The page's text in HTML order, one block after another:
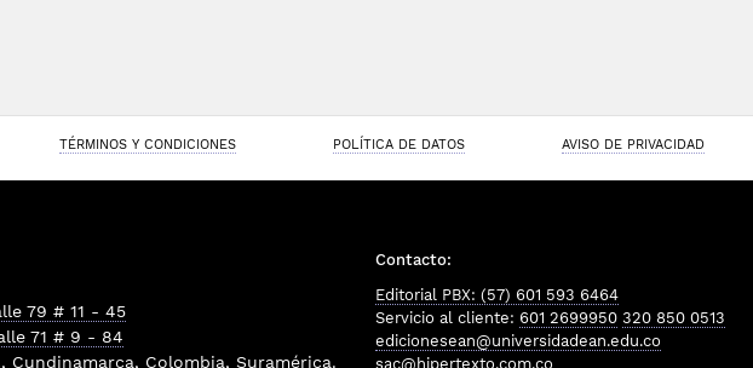
TÉRMINOS Y CONDICIONES POLÍTICA DE DATOS AVISO DE PRIVACIDAD
79 # 11 - 45
71 # 9 - 84
Cundinamarca, Colombia, Suramérica.
Contacto:
Editorial PBX: (57) 601 593 6464
Servicio al cliente: 601 2699950 320 850 0513
edicionesean@universidadean.edu.co
sac@hipertexto.com.co